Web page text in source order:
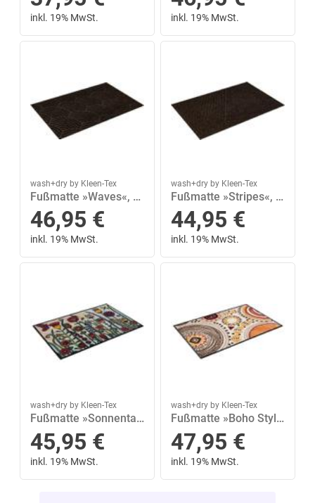
inkl. 19% MwSt. inkl. 19% MwSt.
wash+dry by Kleen-Tex
Fußmatte »Waves«, wash+dry by Kleen-Tex, rechteckig, Höhe 8 mm, Fussabstreifer, Fussabtreter, Schmutzfangläufer, Schmutzfangmatte, Schmutzfangteppich, Schmutzmatte, Türmatte, Türvorleger, In- und Outdoor geeignet, waschbar
46,95 €
inkl. 19% MwSt.
wash+dry by Kleen-Tex
Fußmatte »Stripes«, wash+dry by Kleen-Tex, rechteckig, Höhe 8 mm, Fussabstreifer, Fussabtreter, Schmutzfangläufer, Schmutzfangmatte, Schmutzfangteppich, Schmutzmatte, Türmatte, Türvorleger, In- und Outdoor geeignet, waschbar
44,95 €
inkl. 19% MwSt.
wash+dry by Kleen-Tex
Fußmatte »Sonnentag«, wash+dry by Kleen-Tex, rechteckig, Höhe 7 mm, Fussabstreifer, Fussabtreter, Schmutzfangläufer, Schmutzfangmatte, Schmutzfangteppich, Schmutzmatte, Türmatte, Türvorleger, In- und Outdoor geeignet, waschbar
45,95 €
inkl. 19% MwSt.
wash+dry by Kleen-Tex
Fußmatte »Boho Style«, wash+dry by Kleen-Tex, rechteckig, Höhe 7 mm, Schmutzfangmatte, In- und Outdoor geeignet, waschbar
47,95 €
inkl. 19% MwSt.